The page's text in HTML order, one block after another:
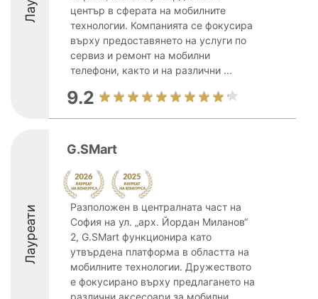
център в сферата на мобилните
технологии. Компанията се фокусира
върху предоставянето на услуги по
сервиз и ремонт на мобилни
телефони, както и на различни ...
9.2
Лауреати
G.SMart
Разположен в централната част на
София на ул. „арх. Йордан Миланов“
2, G.SMart функционира като
утвърдена платформа в областта на
мобилните технологии. Дружеството
е фокусирано върху предлагането на
различни аксесоари за мобилни